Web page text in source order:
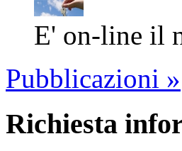
E' on-line il
Pubblicazioni »
Richiesta